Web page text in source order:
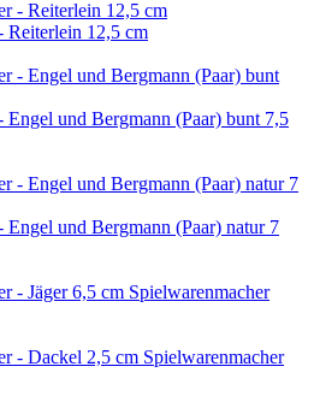
Reiterlein 12,5 cm
Engel und Bergmann (Paar) bunt 7,5
Engel und Bergmann (Paar) natur 7
Spielwarenmacher
Spielwarenmacher